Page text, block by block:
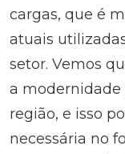
cargas, que é
atuais
setor. Vemos
a modernidade
região, e isso
necessária no